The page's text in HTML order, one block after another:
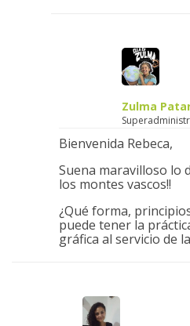
Zulma
Bienvenida Rebeca,
Suena maravilloso lo
los montes vascos!!
¿Qué forma,
puede tener la
gráfica al servicio de